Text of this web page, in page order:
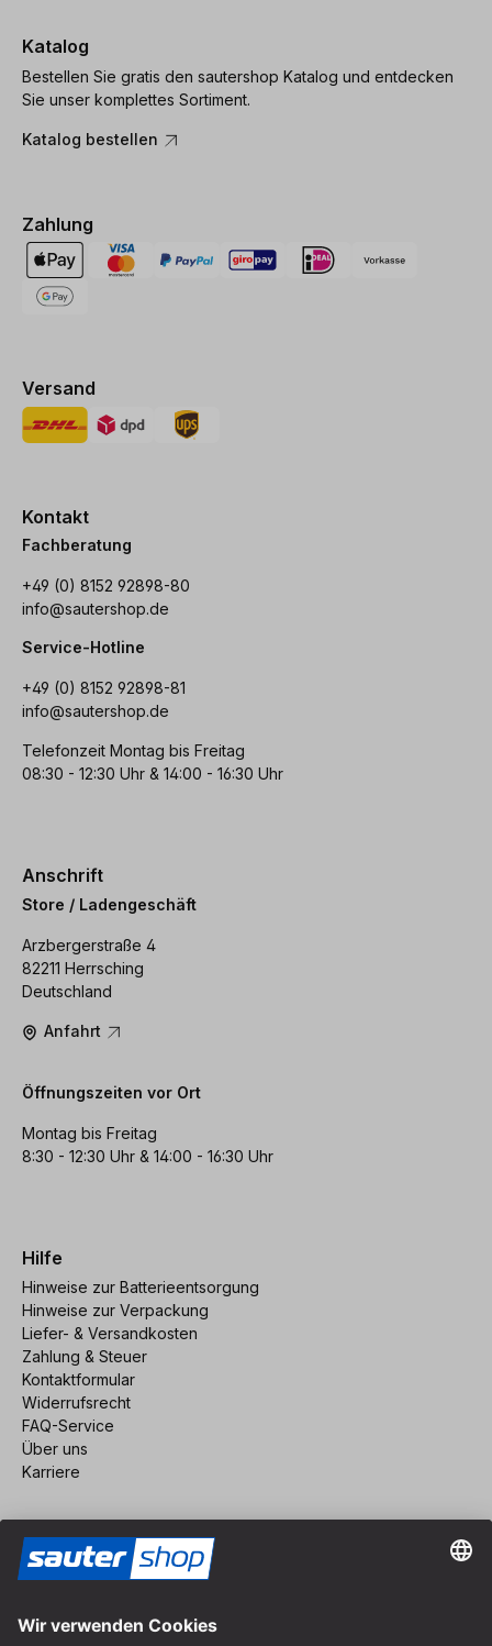
Katalog
Bestellen Sie gratis den sautershop Katalog und entdecken
Sie unser komplettes Sortiment.
Katalog bestellen
Zahlung
Versand
Kontakt
Fachberatung
+49 (0) 8152 92898-80
info@sautershop.de
Service-Hotline
+49 (0) 8152 92898-81
info@sautershop.de
Telefonzeit Montag bis Freitag
08:30 - 12:30 Uhr & 14:00 - 16:30 Uhr
Anschrift
Store / Ladengeschäft
Arzbergerstraße 4
82211 Herrsching
Deutschland
Anfahrt
Öffnungszeiten vor Ort
Montag bis Freitag
8:30 - 12:30 Uhr & 14:00 - 16:30 Uhr
Hilfe
Hinweise zur Batterieentsorgung
Hinweise zur Verpackung
Liefer- & Versandkosten
Zahlung & Steuer
Kontaktformular
Widerrufsrecht
FAQ-Service
Über uns
Karriere